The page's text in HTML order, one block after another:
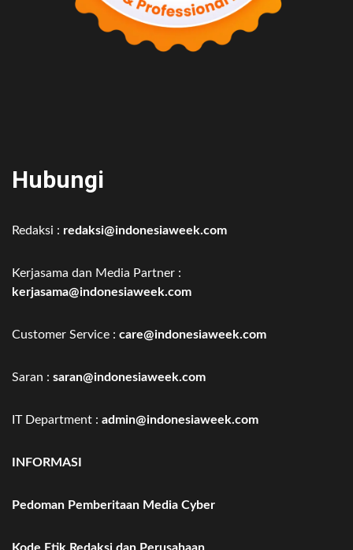
Hubungi
Redaksi : redaksi@indonesiaweek.com
Kerjasama dan Media Partner :
kerjasama@indonesiaweek.com
Customer Service : care@indonesiaweek.com
Saran : saran@indonesiaweek.com
IT Department : admin@indonesiaweek.com
INFORMASI
Pedoman Pemberitaan Media Cyber